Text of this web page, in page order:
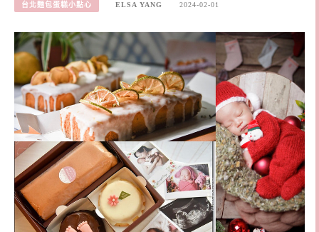
台北麵包蛋糕小點心 ELSA YANG 2024-02-01